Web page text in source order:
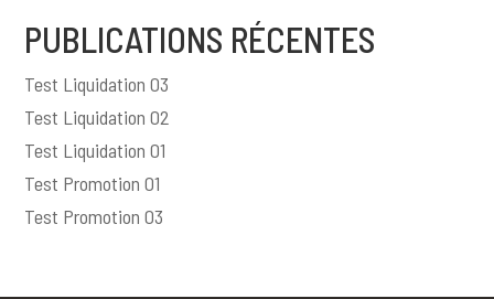
PUBLICATIONS RÉCENTES
Test Liquidation 03
Test Liquidation 02
Test Liquidation 01
Test Promotion 01
Test Promotion 03